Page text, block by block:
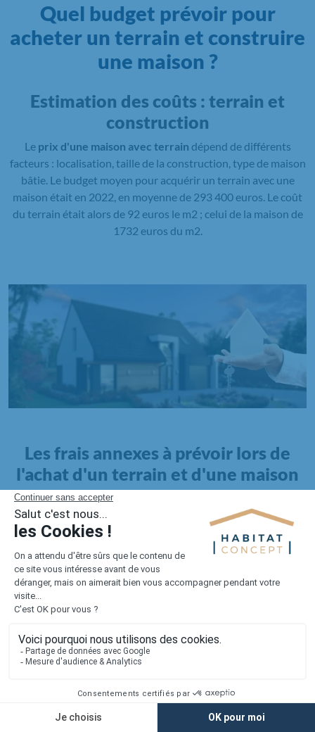
Quel budget prévoir pour
acheter un terrain et construire
une maison ?
Estimation des coûts : terrain et
construction
Le prix d'une maison avec terrain dépend de différents
facteurs : localisation, taille de la construction, type de maison
bâtie. Le budget moyen pour acquérir un terrain avec une
maison était en 2022, en moyenne de 293 400 euros. Le coût
du terrain était alors de 92 euros le m2 ; celui de la maison de
1732 euros du m2.
Les frais annexes à prévoir lors de
l'achat d'un terrain et d'une maison
Il faut également intégrer à votre budget, les
pour la maison. Outre l'achat du terrain et la construction, il
faut prendre en compte la viabilisation si elle n'est pas
proposée par le constructeur. Les frais de raccordements et les
taxes éventuelles coûtent entre 5 000 et 15 000 euros selon la
localisation du terrain et son accès.
Quant auxfrais de notaire
Lorsque vous vous tournez vers une maison existante, il sera
nécessaire de faire des travaux de rénovation. Ceux-ci sont
souvent coûteux et doivent être ajoutés au prix de l'achat